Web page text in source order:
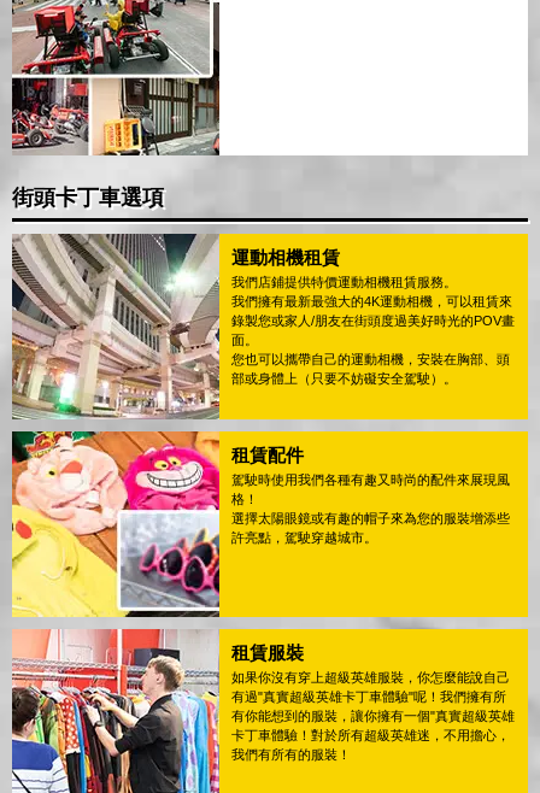
街頭卡丁車選項
運動相機租賃
我們店鋪提供特價運動相機租賃服務。
我們擁有最新最強大的4K運動相機，可以租賃來
錄製您或家人/朋友在街頭度過美好時光的POV畫
面。
您也可以攜帶自己的運動相機，安裝在胸部、頭
部或身體上（只要不妨礙安全駕駛）。
租賃配件
駕駛時使用我們各種有趣又時尚的配件來展現風
格！
選擇太陽眼鏡或有趣的帽子來為您的服裝增添些
許亮點，駕駛穿越城市。
租賃服裝
如果你沒有穿上超級英雄服裝，你怎麼能說自己
有過"真實超級英雄卡丁車體驗"呢！我們擁有所
有你能想到的服裝，讓你擁有一個"真實超級英雄
卡丁車體驗！對於所有超級英雄迷，不用擔心，
我們有所有的服裝！